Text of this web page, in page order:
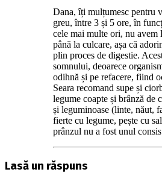
Dana, îți mulțumesc pentru
greu, între 3 și 5 ore, în
cele mai multe ori, nu avem
până la culcare, așa că
plin proces de digestie.
somnului, deoarece
odihnă și pe refacere, fiind
Seara recomand supe și
legume coapte și brânză de
și leguminoase (linte, năut,
fierte cu legume, pește cu
prânzul nu a fost unul
Lasă un răspuns